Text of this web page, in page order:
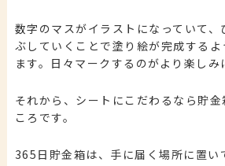
数字のマスがイラストになっていて、
ぶしていくことで塗り絵が完成するよ
ます。日々マークするのがより楽しみ
それから、シートにこだわるなら貯
ころです。
365日貯金箱は、手に届く場所に置い